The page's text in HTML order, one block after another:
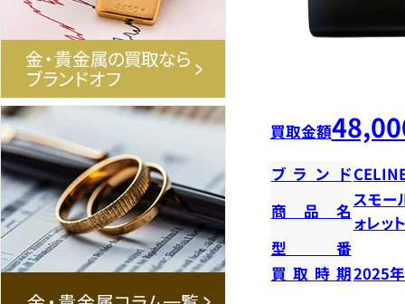
買取金額
ブランド
商品名
スモー
ォレッ
型番
買取時期2025